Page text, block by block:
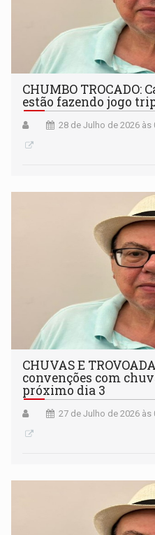
CHUMBO TROCADO:
estão fazendo jogo
28 de Julho de 2026 às
CHUVAS E
convenções com
próximo dia 3
27 de Julho de 2026 às